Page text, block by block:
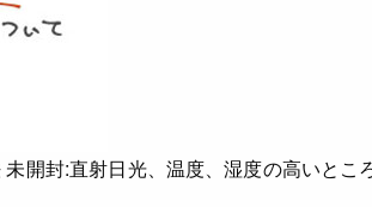
未開封:直射日光、温度、湿度の高いとこ